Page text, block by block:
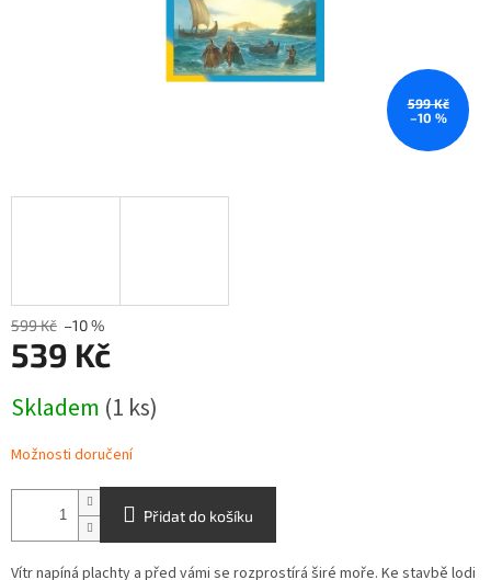
599 Kč
–10 %
599 Kč –10 %
539 Kč
cena:
Skladem (1 ks)
Možnosti doručení
Přidat do košíku
Vítr napíná plachty a před vámi se rozprostírá širé moře. Ke stavbě lodi